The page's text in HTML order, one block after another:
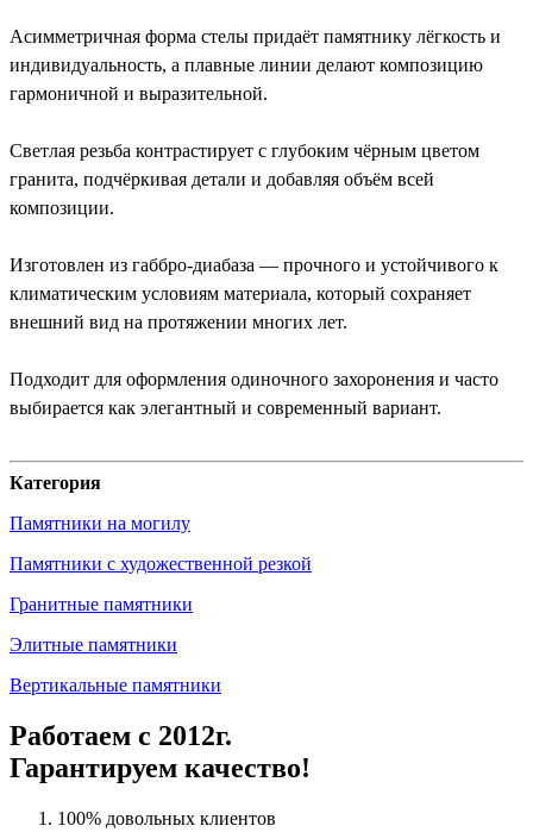
Асимметричная форма стелы придаёт памятнику лёгкость и
индивидуальность, а плавные линии делают композицию
гармоничной и выразительной.
Светлая резьба контрастирует с глубоким чёрным цветом
гранита, подчёркивая детали и добавляя объём всей
композиции.
Изготовлен из габбро-диабаза — прочного и устойчивого к
климатическим условиям материала, который сохраняет
внешний вид на протяжении многих лет.
Подходит для оформления одиночного захоронения и часто
выбирается как элегантный и современный вариант.
Категория
Памятники на могилу
Памятники с художественной резкой
Гранитные памятники
Элитные памятники
Вертикальные памятники
Работаем с 2012г.
Гарантируем качество!
100% довольных клиентов